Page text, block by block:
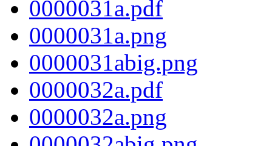
0000031a.pdf
0000031a.png
0000031abig.png
0000032a.pdf
0000032a.png